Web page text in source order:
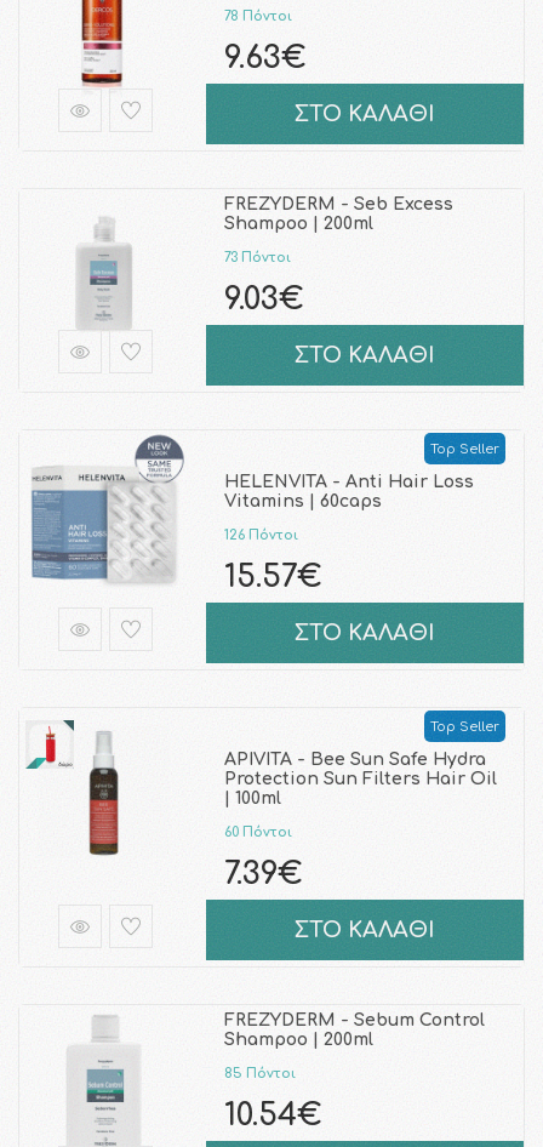
78 Πόντοι
9.63€
ΣΤΟ ΚΑΛΑΘΙ
FREZYDERM - Seb Excess
Shampoo | 200ml
73 Πόντοι
9.03€
ΣΤΟ ΚΑΛΑΘΙ
Top Seller
HELENVITA - Anti Hair Loss
Vitamins | 60caps
126 Πόντοι
15.57€
ΣΤΟ ΚΑΛΑΘΙ
Top Seller
APIVITA - Bee Sun Safe Hydra
Protection Sun Filters Hair Oil
| 100ml
60 Πόντοι
7.39€
ΣΤΟ ΚΑΛΑΘΙ
FREZYDERM - Sebum Control
Shampoo | 200ml
85 Πόντοι
10.54€